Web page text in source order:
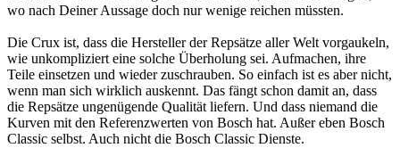
wo nach Deiner Aussage doch nur wenige reichen müssten.
Die Crux ist, dass die Hersteller der Repsätze aller Welt vorgaukeln,
wie unkompliziert eine solche Überholung sei. Aufmachen, ihre
Teile einsetzen und wieder zuschrauben. So einfach ist es aber nicht,
wenn man sich wirklich auskennt. Das fängt schon damit an, dass
die Repsätze ungenügende Qualität liefern. Und dass niemand die
Kurven mit den Referenzwerten von Bosch hat. Außer eben Bosch
Classic selbst. Auch nicht die Bosch Classic Dienste.